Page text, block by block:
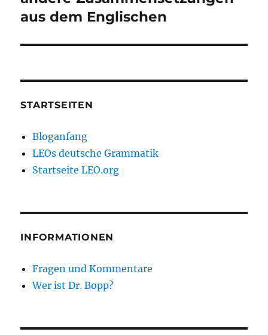
aus dem Englischen
STARTSEITEN
Bloganfang
LEOs deutsche Grammatik
Startseite LEO.org
INFORMATIONEN
Fragen und Kommentare
Wer ist Dr. Bopp?